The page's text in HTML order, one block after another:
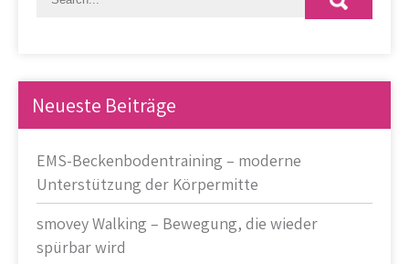
Neueste Beiträge
EMS-Beckenbodentraining – moderne
Unterstützung der Körpermitte
smovey Walking – Bewegung, die wieder
spürbar wird